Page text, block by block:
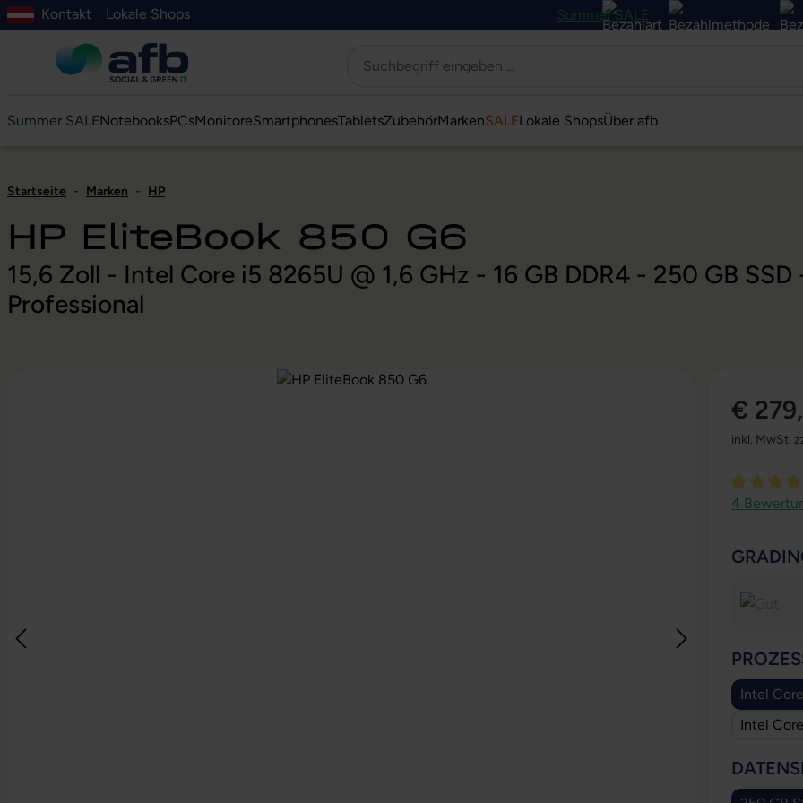
springen
Suche springen
Zur Hauptnavigation springen
Zur Navigation der B2B-Plattform springen
Kontakt Lokale Shops Summer SALE
Summer SALENotebooksPCsMonitoreSmartphonesTabletsZubehörMarkenSALELokale ShopsÜber afb
Startseite - Marken - HP
HP EliteBook 850 G6
15,6 Zoll - Intel Core i5 8265U @ 1,6 GHz - 16 GB DDR4 - 250 GB
Professional
€
inkl. MwSt.
4
Intel
Intel